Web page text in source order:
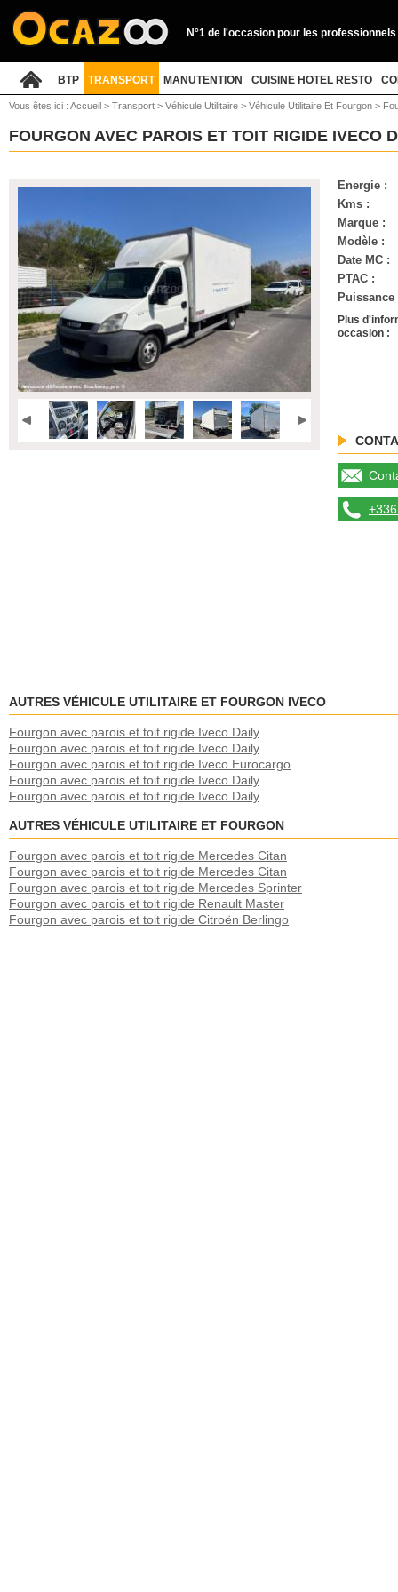
N°1 de l'occasion pour les professionnels
BTP TRANSPORT MANUTENTION CUISINE HOTEL RESTO
Vous êtes ici : Accueil > Transport > Véhicule Utilitaire > Véhicule Utilitaire Et Fourgon >
FOURGON AVEC PAROIS ET TOIT RIGIDE IVECO
Energie :
Kms :
Marque :
Modèle :
Date MC :
PTAC :
Puissance
Plus
occasion :
AUTRES VÉHICULE UTILITAIRE ET FOURGON IVECO
Fourgon avec parois et toit rigide Iveco Daily
Fourgon avec parois et toit rigide Iveco Daily
Fourgon avec parois et toit rigide Iveco Eurocargo
Fourgon avec parois et toit rigide Iveco Daily
Fourgon avec parois et toit rigide Iveco Daily
AUTRES VÉHICULE UTILITAIRE ET FOURGON
Fourgon avec parois et toit rigide Mercedes Citan
Fourgon avec parois et toit rigide Mercedes Citan
Fourgon avec parois et toit rigide Mercedes Sprinter
Fourgon avec parois et toit rigide Renault Master
Fourgon avec parois et toit rigide Citroën Berlingo